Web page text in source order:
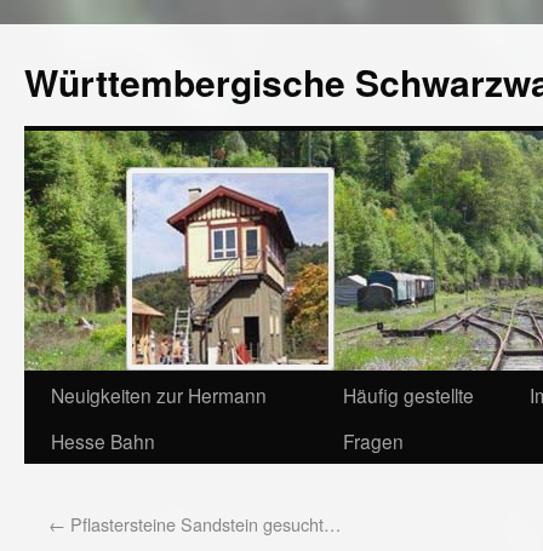
Württembergische
Neuigkeiten zur Hermann
Hesse Bahn
Häufig gestellte
Fragen
← Pflastersteine Sandstein gesucht…